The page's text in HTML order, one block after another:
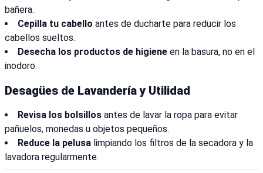
bañera.
Cepilla tu cabello antes de ducharte para reducir los
cabellos sueltos.
Desecha los productos de higiene en la basura, no en el
inodoro.
Desagües de Lavandería y Utilidad
Revisa los bolsillos antes de lavar la ropa para evitar
pañuelos, monedas u objetos pequeños.
Reduce la pelusa limpiando los filtros de la secadora y la
lavadora regularmente.